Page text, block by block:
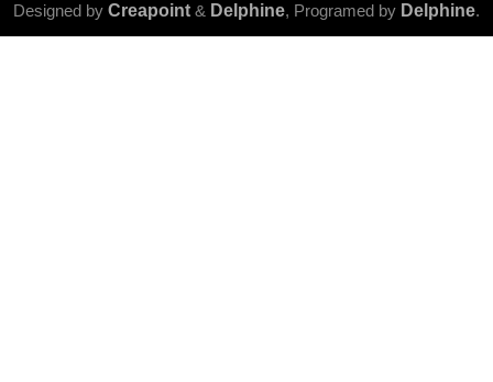
Designed by Creapoint & Delphine, Programed by Delphine.